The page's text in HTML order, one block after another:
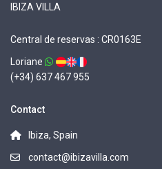
IBIZA VILLA
Central de reservas : CR0163E
Loriane
(+34) 637 467 955
Contact
Ibiza, Spain
contact@ibizavilla.com